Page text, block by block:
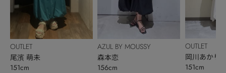
OUTLET
尾濱 萌未
151cm
AZUL BY MOUSSY
森本恋
156cm
OUTLET
岡川あかり
151cm